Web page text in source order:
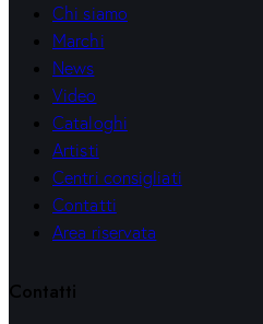
Chi siamo
Marchi
News
Video
Cataloghi
Artisti
Centri consigliati
Contatti
Area riservata
Contatti